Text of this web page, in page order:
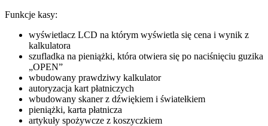
Funkcje kasy:
wyświetlacz LCD na którym wyświetla się cena i wynik z
kalkulatora
szufladka na pieniążki, która otwiera się po naciśnięciu guzika
„OPEN”
wbudowany prawdziwy kalkulator
autoryzacja kart płatniczych
wbudowany skaner z dźwiękiem i światełkiem
pieniążki, karta płatnicza
artykuły spożywcze z koszyczkiem